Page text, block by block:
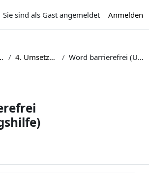
Sie sind als Gast angemeldet Anmelden
Lehre 4. Umsetzungshilfen Word barrierefrei (Umsetzungshilfe)